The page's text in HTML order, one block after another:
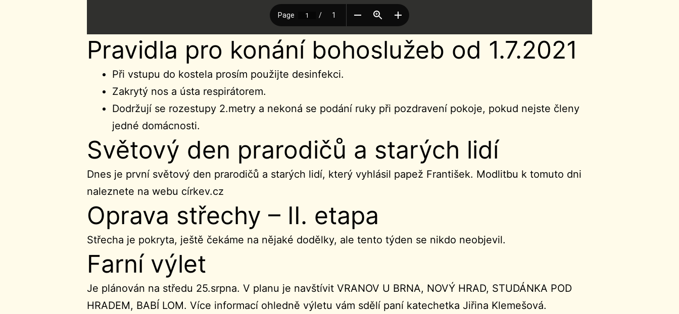
Pravidla pro konání bohoslužeb od 1.7.2021
Při vstupu do kostela prosím použijte desinfekci.
Zakrytý nos a ústa respirátorem.
Dodržují se rozestupy 2.metry a nekoná se podání ruky při pozdravení pokoje, pokud nejste členy
jedné domácnosti.
Světový den prarodičů a starých lidí
Dnes je první světový den prarodičů a starých lidí, který vyhlásil papež František. Modlitbu k tomuto dni
naleznete na webu církev.cz
Oprava střechy – II. etapa
Střecha je pokryta, ještě čekáme na nějaké dodělky, ale tento týden se nikdo neobjevil.
Farní výlet
Je plánován na středu 25.srpna. V planu je navštívit VRANOV U BRNA, NOVÝ HRAD, STUDÁNKA POD
HRADEM, BABÍ LOM. Více informací ohledně výletu vám sdělí paní katechetka Jiřina Klemešová.